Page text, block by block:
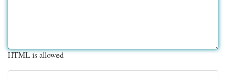
HTML is allowed